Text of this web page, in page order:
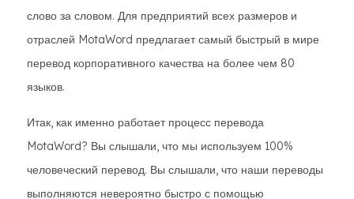
слово за словом. Для предприятий всех размеров и
отраслей MotaWord предлагает самый быстрый в мире
перевод корпоративного качества на более чем 80
языков.
Итак, как именно работает процесс перевода
MotaWord? Вы слышали, что мы используем 100%
человеческий перевод. Вы слышали, что наши переводы
выполняются невероятно быстро с помощью